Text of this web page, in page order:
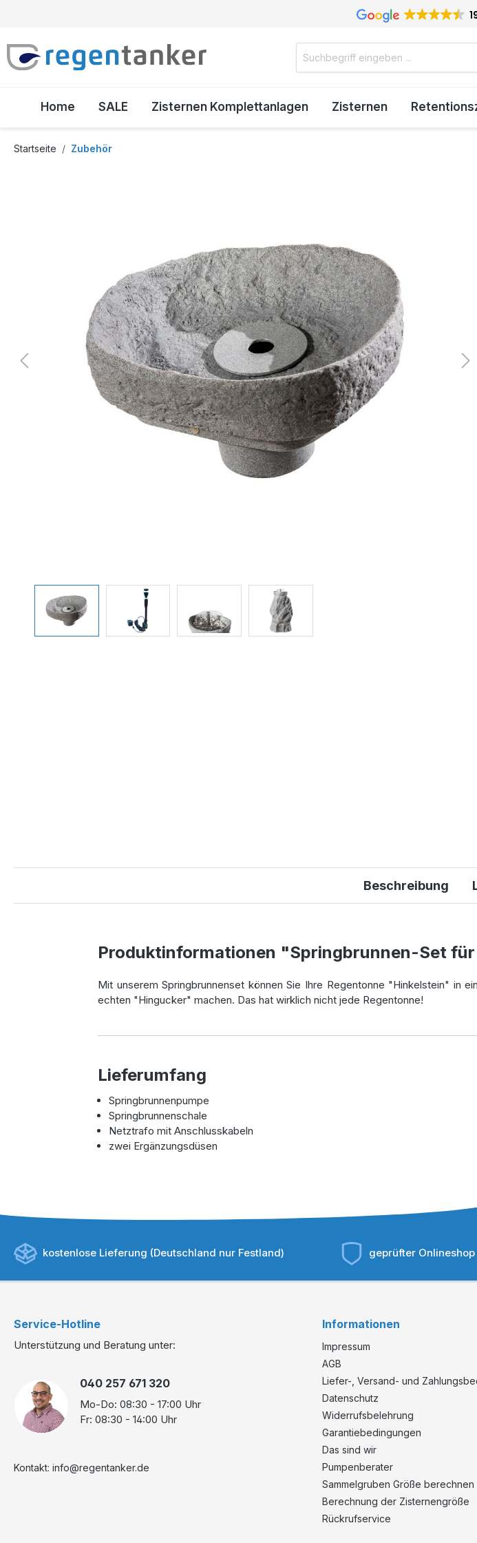
Home SALE Zisternen Komplettanlagen Zisternen
Startseite Zubehör
Beschreibung
Produktinformationen "Springbrunnen-Set
Mit unserem Springbrunnenset können Sie Ihre Regentonne "Hinkelstein" in
echten "Hingucker" machen. Das hat wirklich nicht jede Regentonne!
Lieferumfang
Springbrunnenpumpe
Springbrunnenschale
Netztrafo mit Anschlusskabeln
zwei Ergänzungsdüsen
kostenlose Lieferung (Deutschland nur Festland) geprüfter
Service-Hotline
Unterstützung und Beratung unter:
040 257 671 320
Mo-Do: 08:30 - 17:00 Uhr
Fr: 08:30 - 14:00 Uhr
Kontakt: info@regentanker.de
Informationen
Impressum
AGB
Liefer-, Versand- und
Datenschutz
Widerrufsbelehrung
Garantiebedingungen
Das sind wir
Pumpenberater
Sammelgruben Größe berechnen
Berechnung der Zisternengröße
Rückrufservice